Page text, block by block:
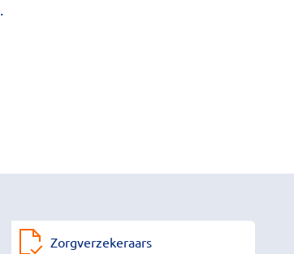
Zorgverzekeraars